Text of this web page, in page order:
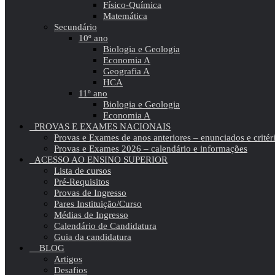
Físico-Química
Matemática
Secundário
10º ano
Biologia e Geologia
Economia A
Geografia A
HCA
11º ano
Biologia e Geologia
Economia A
PROVAS E EXAMES NACIONAIS
Provas e Exames de anos anteriores – enunciados e
Provas e Exames 2026 – calendário e informações
ACESSO AO ENSINO SUPERIOR
Lista de cursos
Pré-Requisitos
Provas de Ingresso
Pares Instituição/Curso
Médias de Ingresso
Calendário de Candidatura
Guia da candidatura
BLOG
Artigos
Desafios